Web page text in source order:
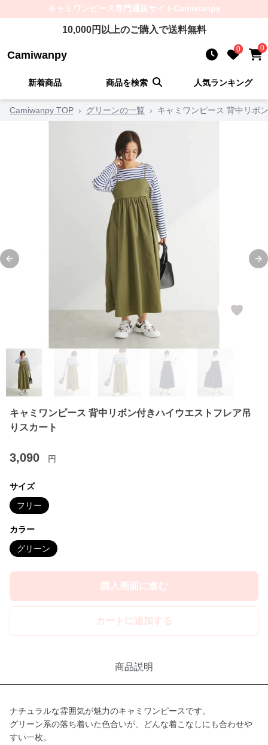
キャミワンピース専門通販サイト Camiwanpy
10,000円以上のご購入で送料無料
Camiwanpy 0 0
新着商品 商品を検索 人気ランキング
Camiwanpy TOP › グリーンの一覧 › キャミワンピース 背中リボ
Previous slide
キャミワンピース 背中リボン付きハイウエストフレア吊
りスカート
3,090 円
サイズ
フリー
カラー
グリーン
購入画面に進む
カートに追加する
商品説明
ナチュラルな雰囲気が魅力のキャミワンピースです。
グリーン系の落ち着いた色合いが、どんな着こなしにも合わせや
すい一枚。